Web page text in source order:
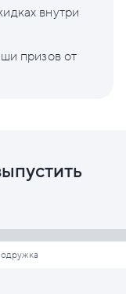
внутри
призов от